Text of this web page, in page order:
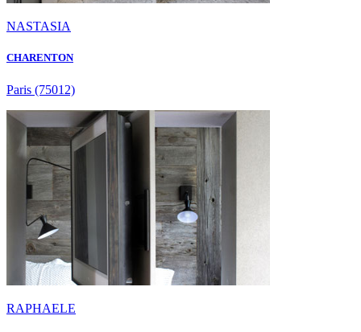
NASTASIA
CHARENTON
Paris (75012)
RAPHAELE